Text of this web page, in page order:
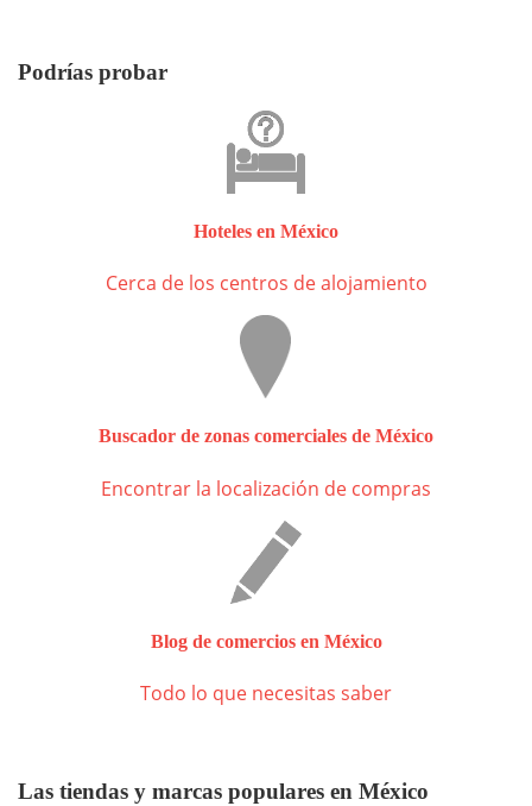
Podrías probar
Hoteles en México
Cerca de los centros de alojamiento
Buscador de zonas comerciales de México
Encontrar la localización de compras
Blog de comercios en México
Todo lo que necesitas saber
Las tiendas y marcas populares en México